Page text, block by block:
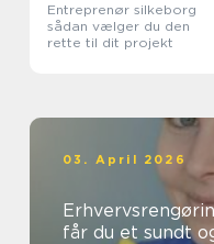
Entreprenør silkeborg
sådan vælger du den
rette til dit projekt
03. April 2026
får du et sundt